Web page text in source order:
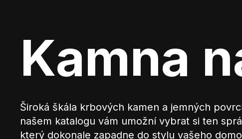
Kamna
Široká škála krbových kamen a jemných
našem katalogu vám umožní vybrat si ten
který dokonale zapadne do stylu vašeho